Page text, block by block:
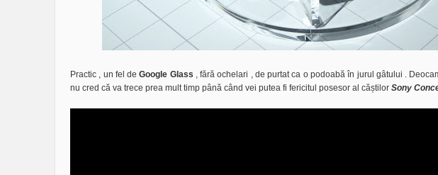
Practic , un fel deGoogle Glass , fără ochelari , de purtat ca o podoabă în jurul gâtului .
nu cred că va trece prea mult timp până când vei putea fi fericitul posesor al căștilor Sony